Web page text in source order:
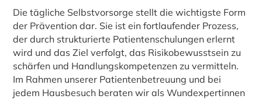
Die tägliche Selbstvorsorge stellt die wichtigste Form
der Prävention dar. Sie ist ein fortlaufender Prozess,
der durch strukturierte Patientenschulungen erlernt
wird und das Ziel verfolgt, das Risikobewusstsein zu
schärfen und Handlungskompetenzen zu vermitteln.
Im Rahmen unserer Patientenbetreuung und bei
jedem Hausbesuch beraten wir als Wundexpertinnen